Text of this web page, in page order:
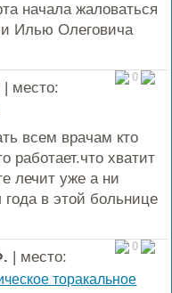
начала жаловаться
Илью Олеговича
0
| место:
всем врачам кто
работает.что хватит
лечит уже а ни
в этой больнице
0
| место:
торакальное